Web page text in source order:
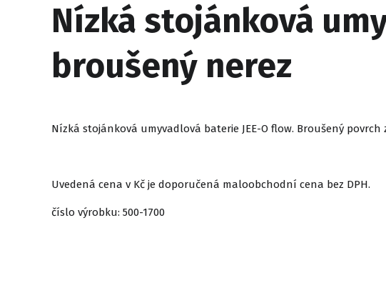
Nízká stojánková
broušený nerez
Nízká stojánková umyvadlová baterie JEE-O flow. Broušený povrch
Uvedená cena v Kč je doporučená maloobchodní cena bez DPH.
číslo výrobku: 500-1700